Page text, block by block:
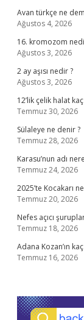
Avan türkçe ne
Ağustos 4, 2026
16. kromozom
Ağustos 3, 2026
2 ay aşısı nedir ?
Ağustos 3, 2026
12’lik çelik halat
Temmuz 30, 2026
Sülaleye ne denir ?
Temmuz 28, 2026
Karasu’nun adı
Temmuz 24, 2026
2025’te Kocakarı
Temmuz 20, 2026
Nefes açıcı
Temmuz 18, 2026
Adana Kozan’ın
Temmuz 16, 2026